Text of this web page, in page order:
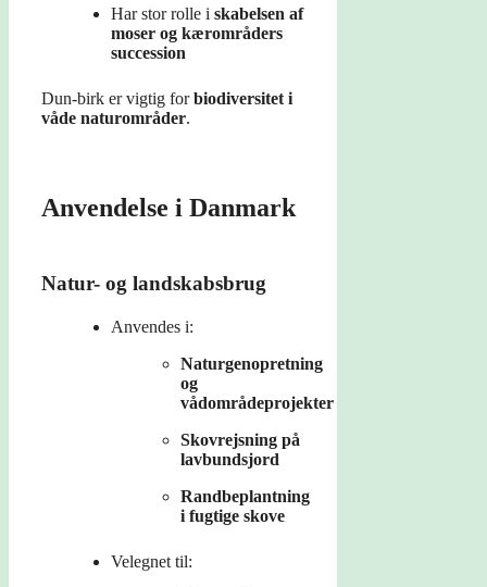
Har stor rolle i skabelsen af
moser og kærområders
succession
Dun-birk er vigtig forbiodiversitet i
våde naturområder.
Anvendelse i Danmark
Natur- og landskabsbrug
Anvendes i:
Naturgenopretning
og
vådområdeprojekter
Skovrejsning på
lavbundsjord
Randbeplantning
i fugtige skove
Velegnet til: